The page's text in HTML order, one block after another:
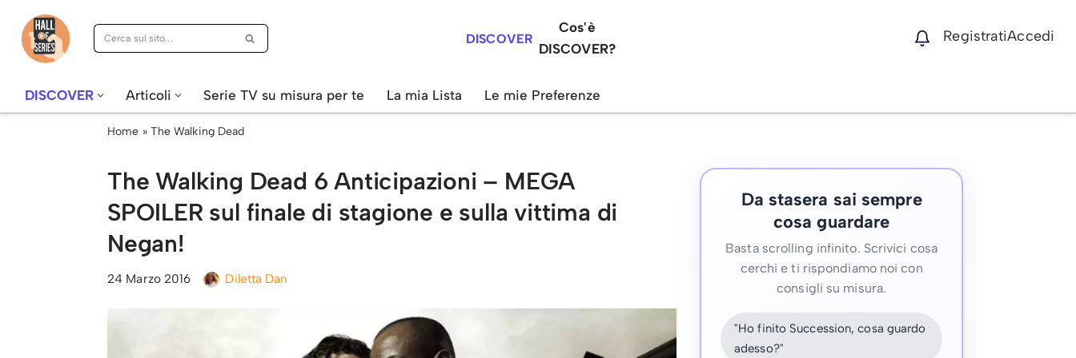
Vai
DISCOVER
Cos'è
DISCOVER?
RegistratiAccedi
DISCOVER Articoli Serie TV su misura per te La mia Lista Le mie Preferenze
Home » The Walking Dead
The Walking Dead 6 Anticipazioni – MEGA
SPOILER sul finale di stagione e sulla vittima di
Negan!
24 Marzo 2016 Diletta Dan
Da stasera sai sempre
cosa guardare
Basta scrolling infinito. Scrivici cosa
cerchi e ti rispondiamo noi con
consigli su misura.
"Ho finito Succession, cosa guardo
adesso?"